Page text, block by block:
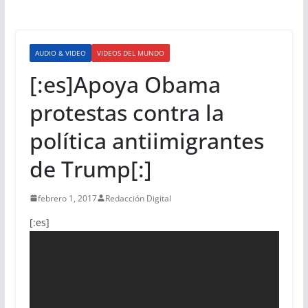
AUDIO & VIDEO VIDEOS DEL MUNDO
[:es]Apoya Obama
protestas contra la
política antiimigrantes
de Trump[:]
febrero 1, 2017 Redacción Digital
[:es]